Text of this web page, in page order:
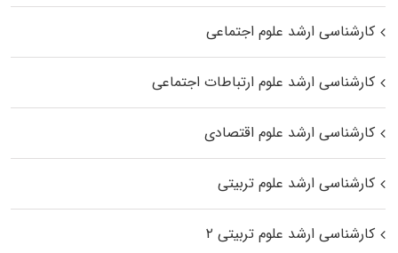
کارشناسی ارشد علوم اجتماعی
کارشناسی ارشد علوم ارتباطات اجتماعی
کارشناسی ارشد علوم اقتصادی
کارشناسی ارشد علوم تربیتی
کارشناسی ارشد علوم تربیتی ۲